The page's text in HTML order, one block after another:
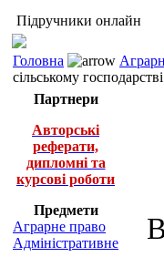
Підручники онлайн
Головна
сільському господарстві
Партнери
Авторські
реферати,
дипломні та
курсові роботи
Предмети
Аграрне право
Адміністративне